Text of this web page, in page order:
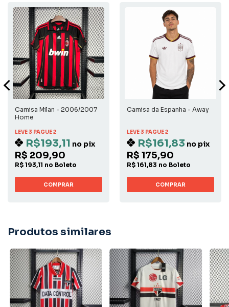
Camisa Milan - 2006/2007
Home
LEVE 3 PAGUE 2
R$193,11 no pix
R$ 209,90
R$ 193,11 no Boleto
COMPRAR
Camisa da Espanha - Away
LEVE 3 PAGUE 2
R$161,83 no pix
R$ 175,90
R$ 161,83 no Boleto
COMPRAR
Produtos similares